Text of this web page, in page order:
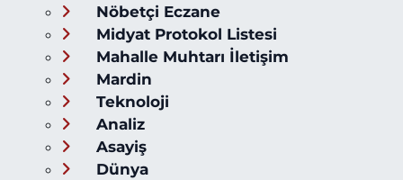
Nöbetçi Eczane
Midyat Protokol Listesi
Mahalle Muhtarı İletişim
Mardin
Teknoloji
Analiz
Asayiş
Dünya